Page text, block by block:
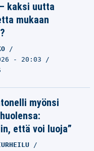
kaksi uutta
mukaan
- 20:03
myönsi
että voi luoja”